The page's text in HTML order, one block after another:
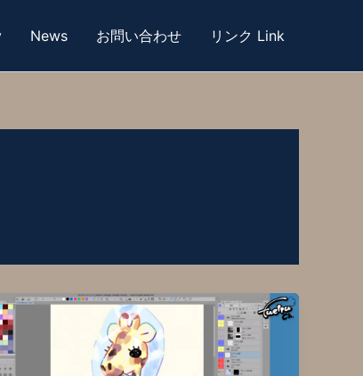
News お問い合わせ リンク Link